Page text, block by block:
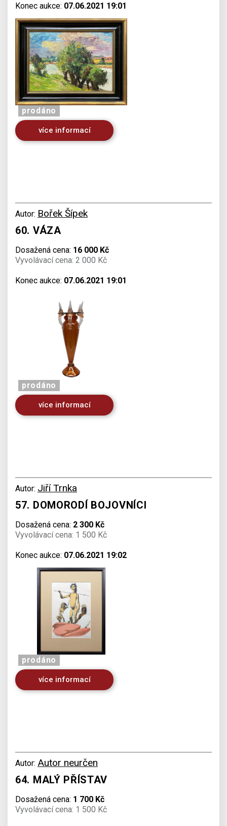
Konec aukce: 07.06.2021 19:01
prodáno
více informací
Autor: Bořek Šípek
60. VÁZA
Dosažená cena: 16 000 Kč
Vyvolávací cena: 2 000 Kč
Konec aukce: 07.06.2021 19:01
prodáno
více informací
Autor: Jiří Trnka
57. DOMORODÍ BOJOVNÍCI
Dosažená cena: 2 300 Kč
Vyvolávací cena: 1 500 Kč
Konec aukce: 07.06.2021 19:02
prodáno
více informací
Autor: Autor neurčen
64. MALÝ PŘÍSTAV
Dosažená cena: 1 700 Kč
Vyvolávací cena: 1 500 Kč